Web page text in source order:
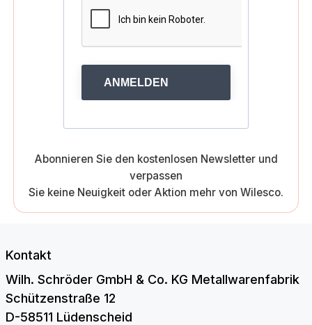
ANMELDEN
Abonnieren Sie den kostenlosen Newsletter und
verpassen
Sie keine Neuigkeit oder Aktion mehr von Wilesco.
Kontakt
Wilh. Schröder GmbH & Co. KG Metallwarenfabrik
Schützenstraße 12
D-58511 Lüdenscheid